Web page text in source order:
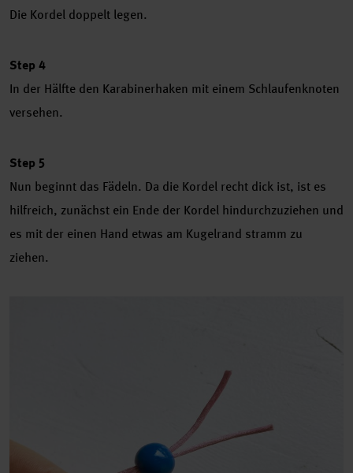
Die Kordel doppelt legen.
Step 4
In der Hälfte den Karabinerhaken mit einem Schlaufenknoten
versehen.
Step 5
Nun beginnt das Fädeln. Da die Kordel recht dick ist, ist es
hilfreich, zunächst ein Ende der Kordel hindurchzuziehen und
es mit der einen Hand etwas am Kugelrand stramm zu
ziehen.